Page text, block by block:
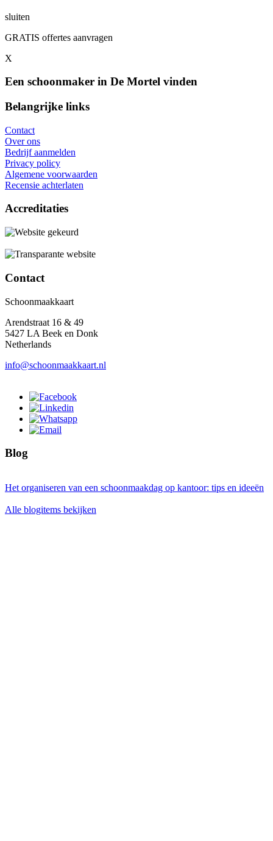
sluiten
GRATIS offertes aanvragen
X
Een schoonmaker in De Mortel vinden
Belangrijke links
Contact
Over ons
Bedrijf aanmelden
Privacy policy
Algemene voorwaarden
Recensie achterlaten
Accreditaties
Contact
Schoonmaakkaart
Arendstraat 16 & 49
5427 LA Beek en Donk
Netherlands
info@schoonmaakkaart.nl
Blog
Het organiseren van een schoonmaakdag op kantoor: tips en ideeën
Alle blogitems bekijken